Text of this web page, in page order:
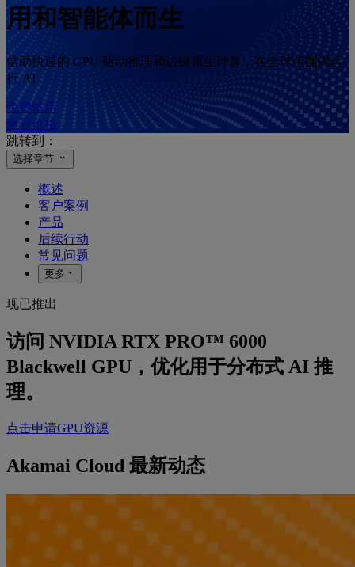
用和智能体而生
借助快速的 GPU 驱动推理和边缘原生计算，在全球范围内运
行 AI
免费试用
查看价格
跳转到：
选择章节
概述
客户案例
产品
后续行动
常见问题
更多
现已推出
访问 NVIDIA RTX PRO™ 6000
Blackwell GPU，优化用于分布式 AI 推
理。
点击申请GPU资源
Akamai Cloud 最新动态